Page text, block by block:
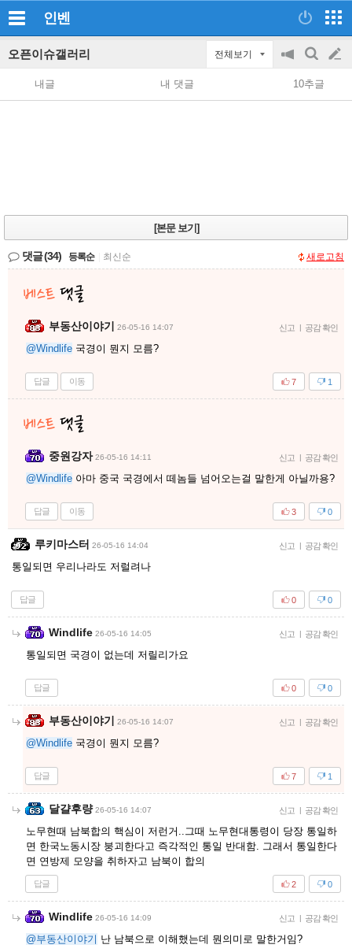
인벤
오픈이슈갤러리 전체보기
공
지
on/off
검
색
글
쓰
내글 내 댓글 10추글
[본문 보기]
댓글(34) 등록순 최신순 새로고침
부동산이야기 26-05-16 14:07 신고 | 공감 확인
@Windlife 국경이 뭔지 모름?
답글 이동 1
7
중원강자 26-05-16 14:11 신고 | 공감 확인
@Windlife 아마 중국 국경에서 떼놈들 넘어오는걸 말한게 아닐까용?
답글 이동 0
3
루키마스터 26-05-16 14:04 신고 | 공감 확인
통일되면 우리나라도 저럴려나
답글 0
0
Windlife 26-05-16 14:05 신고 | 공감 확인
통일되면 국경이 없는데 저릴리가요
답글 0
0
부동산이야기 26-05-16 14:07 신고 | 공감 확인
@Windlife 국경이 뭔지 모름?
답글 1
7
달걀후량 26-05-16 14:07 신고 | 공감 확인
노무현때 남북합의 핵심이 저런거..그때 노무현대통령이 당장 통일하
면 한국노동시장 붕괴한다고 즉각적인 통일 반대함. 그래서 통일한다
면 연방제 모양을 취하자고 남북이 합의
답글 0
2
Windlife 26-05-16 14:09 신고 | 공감 확인
@부동산이야기 난 남북으로 이해했는데 뭔의미로 말한거임?